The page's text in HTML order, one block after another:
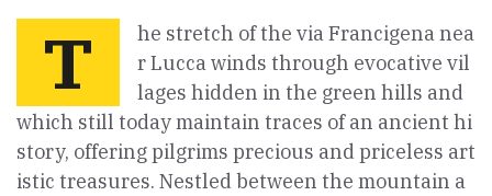
along the Tuscan Via Francigena.
ENGLISH keyboard_arrow_up
T
he stretch of the via Francigena nea
r Lucca winds through evocative vil
lages hidden in the green hills and
which still today maintain traces of an ancient hi
story, offering pilgrims precious and priceless art
istic treasures. Nestled between the mountain a